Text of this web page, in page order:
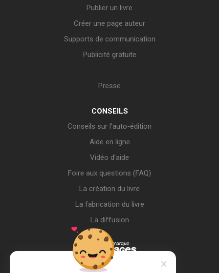
Publier un livre
Créer une page auteur
Supports de communication
Publicité gratuite
Presse
CONSEILS
Conseils sur l’auto-édition
Aide en ligne
Vidéo d’aide
Foire aux questions (FAQ)
La création du livre
La fabrication du livre
La diffusion